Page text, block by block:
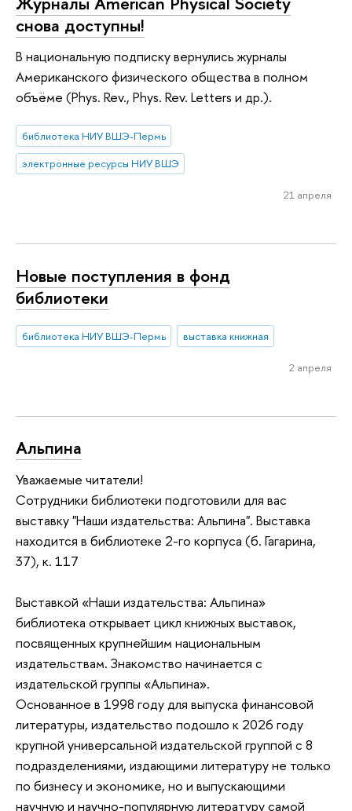
снова доступны!
В национальную подписку вернулись журналы
Американского физического общества в полном
объёме (Phys. Rev., Phys. Rev. Letters и др.).
библиотека НИУ ВШЭ-Пермь
электронные ресурсы НИУ ВШЭ
21 апреля
Новые поступления в фонд
библиотеки
библиотека НИУ ВШЭ-Пермь выставка книжная
2 апреля
Альпина
Уважаемые читатели!
Сотрудники библиотеки подготовили для вас
выставку "Наши издательства: Альпина". Выставка
находится в библиотеке 2-го корпуса (б. Гагарина,
37), к. 117
Выставкой «Наши издательства: Альпина»
библиотека открывает цикл книжных выставок,
посвященных крупнейшим национальным
издательствам. Знакомство начинается с
издательской группы «Альпина».
Основанное в 1998 году для выпуска финансовой
литературы, издательство подошло к 2026 году
крупной универсальной издательской группой с 8
подразделениями, издающими литературу не только
по бизнесу и экономике, но и выпускающими
научную и научно-популярную литературу самой